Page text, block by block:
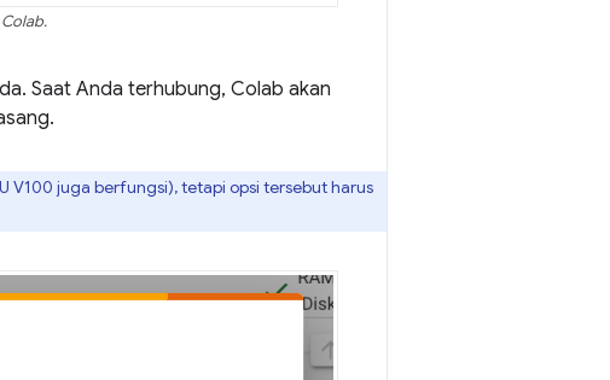
Saat Anda terhubung, Colab akan
V100 juga berfungsi), tetapi opsi tersebut harus